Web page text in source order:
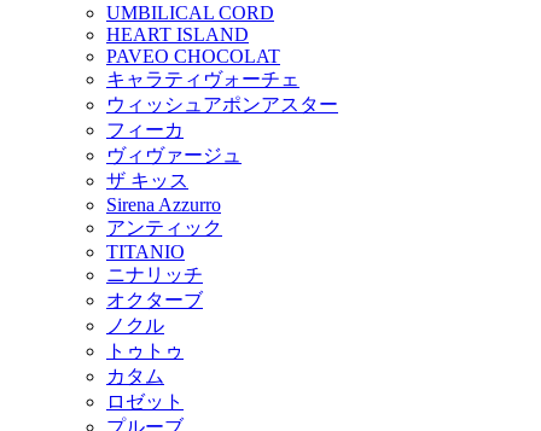
UMBILICAL CORD
HEART ISLAND
PAVEO CHOCOLAT
キャラティヴォーチェ
ウィッシュアポンアスター
フィーカ
ヴィヴァージュ
ザ キッス
Sirena Azzurro
アンティック
TITANIO
ニナリッチ
オクターブ
ノクル
トゥトゥ
カタム
ロゼット
プルーブ